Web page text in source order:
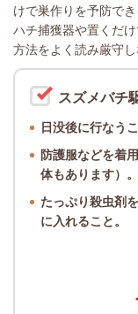
けで巣作りを予防で
ハチ捕獲器や置くだ
方法をよく読み厳守し
スズメバチ
日没後に行なうこ
防護服などを着
体もあります）。
たっぷり殺虫剤
に入れること。